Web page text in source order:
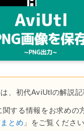
、初代AviUtlの解説記
関する情報をお求めの
とめ 」をご覧ください